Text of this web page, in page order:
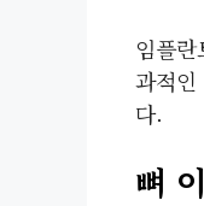
임플
과적
다.
뼈